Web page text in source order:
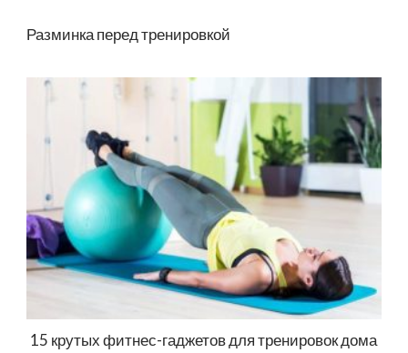
Разминка перед тренировкой
15 крутых фитнес-гаджетов для тренировок дома